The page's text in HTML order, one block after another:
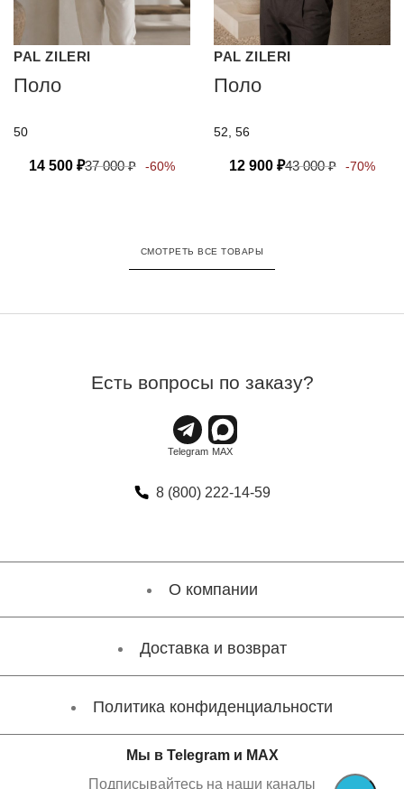
PAL ZILERI
Поло
50
14 500 ₽37 000₽ -60%
PAL ZILERI
Поло
52, 56
12 900 ₽43 000₽ -70%
СМОТРЕТЬ ВСЕ ТОВАРЫ
Есть вопросы по заказу?
8 (800) 222-14-59
О компании
Доставка и возврат
Политика конфиденциальности
Мы в Telegram и MAX
Подписывайтесь на наши каналы